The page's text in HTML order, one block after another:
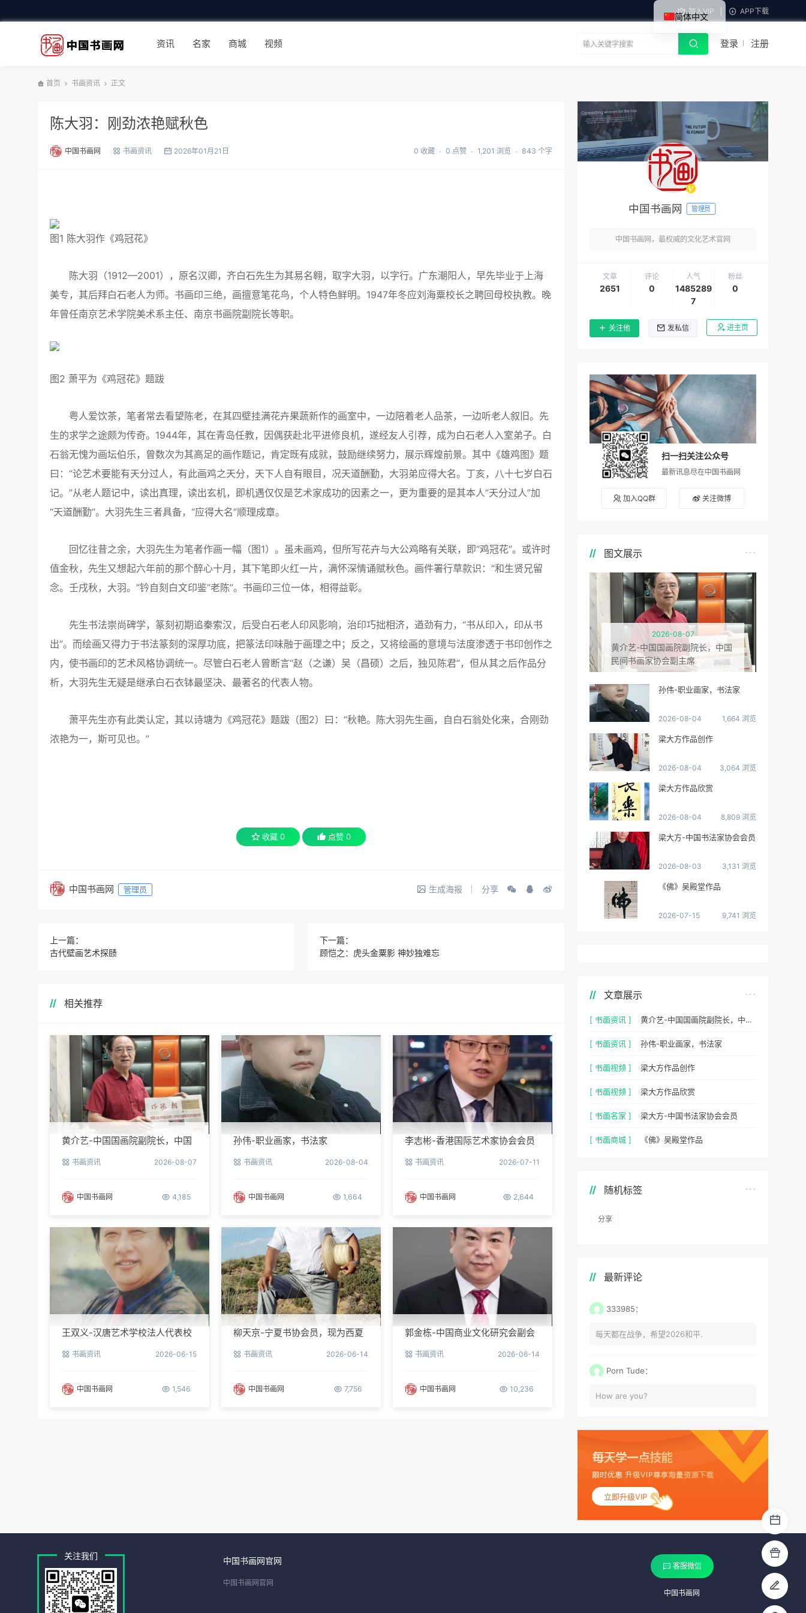
加入VIP APP下载
资讯 名家 商城 视频 登录 注册
首页 书画资讯 正文
陈大羽：刚劲浓艳赋秋色
中国书画网 书画资讯 2026年01月21日 0 收藏 0 点赞 1,201 浏览 843 个字
图1 陈大羽作《鸡冠花》
陈大羽（1912—2001），原名汉卿，齐白石先生为其易名翱，取字大羽，以字行。广东潮阳人，早先毕业于上海
美专，其后拜白石老人为师。书画印三绝，画擅意笔花鸟，个人特色鲜明。1947年冬应刘海粟校长之聘回母校执教。晚
年曾任南京艺术学院美术系主任、南京书画院副院长等职。
图2 萧平为《鸡冠花》题跋
粤人爱饮茶，笔者常去看望陈老，在其四壁挂满花卉果蔬新作的画室中，一边陪着老人品茶，一边听老人叙旧。先
生的求学之途颇为传奇。1944年，其在青岛任教，因偶获赴北平进修良机，遂经友人引荐，成为白石老人入室弟子。白
石翁无愧为画坛伯乐，曾数次为其高足的画作题记，肯定既有成就，鼓励继续努力，展示辉煌前景。其中《雄鸡图》题
曰：“论艺术要能有天分过人，有此画鸡之天分，天下人自有眼目，况天道酬勤，大羽弟应得大名。丁亥，八十七岁白石
记。”从老人题记中，读出真理，读出玄机，即机遇仅仅是艺术家成功的因素之一，更为重要的是其本人“天分过人”加
“天道酬勤”。大羽先生三者具备，“应得大名”顺理成章。
回忆往昔之余，大羽先生为笔者作画一幅（图1）。虽未画鸡，但所写花卉与大公鸡略有关联，即“鸡冠花”。或许时
值金秋，先生又想起六年前的那个醉心十月，其下笔即火红一片，满怀深情诵赋秋色。画件署行草款识：“和生贤兄留
念。壬戌秋，大羽。”钤自刻白文印鉴“老陈”。书画印三位一体，相得益彰。
先生书法崇尚碑学，篆刻初期追秦索汉，后受白石老人印风影响，治印巧拙相济，遒劲有力，“书从印入，印从书
出”。而绘画又得力于书法篆刻的深厚功底，把篆法印味融于画理之中；反之，又将绘画的意境与法度渗透于书印创作之
内，使书画印的艺术风格协调统一。尽管白石老人曾断言“赵（之谦）吴（昌硕）之后，独见陈君”，但从其之后作品分
析，大羽先生无疑是继承白石衣钵最坚决、最著名的代表人物。
萧平先生亦有此类认定，其以诗塘为《鸡冠花》题跋（图2）曰：“秋艳。陈大羽先生画，自白石翁处化来，合刚劲
浓艳为一，斯可见也。”
收藏 0 点赞 0
中国书画网 管理员 生成海报 分享
上一篇：
古代壁画艺术探赜
下一篇：
顾恺之：虎头金粟影 神妙独难忘
相关推荐
黄介艺-中国国画院副院长，中国
书画资讯 2026-08-07
中国书画网 4,185
孙伟-职业画家，书法家
书画资讯 2026-08-04
中国书画网 1,664
李志彬-香港国际艺术家协会会员
书画资讯 2026-07-11
中国书画网 2,644
王双义-汉唐艺术学校法人代表校
书画资讯 2026-06-15
中国书画网 1,546
柳天京-宁夏书协会员，现为西夏
书画资讯 2026-06-14
中国书画网 7,756
郭金栋-中国商业文化研究会副会
书画资讯 2026-06-14
中国书画网 10,236
中国书画网 管理员
中国书画网，最权威的文化艺术官网
文章
2651
评论
0
人气
1485289
7
粉丝
0
关注他 发私信 进主页
扫一扫关注公众号
最新讯息尽在中国书画网
加入QQ群 关注微博
图文展示
2026-08-07
黄介艺-中国国画院副院长，中国
民间书画家协会副主席
孙伟-职业画家，书法家
2026-08-04 1,664 浏览
梁大方作品创作
2026-08-04 3,064 浏览
梁大方作品欣赏
2026-08-04 8,809 浏览
梁大方-中国书法家协会会员
2026-08-03 3,131 浏览
《佛》吴殿堂作品
2026-07-15 9,741 浏览
文章展示
[ 书画资讯 ] 黄介艺-中国国画院副院长，中国民间书画家协会副主席
[ 书画资讯 ] 孙伟-职业画家，书法家
[ 书画视频 ] 梁大方作品创作
[ 书画视频 ] 梁大方作品欣赏
[ 书画名家 ] 梁大方-中国书法家协会会员
[ 书画商城 ] 《佛》吴殿堂作品
随机标签
分享
最新评论
333985：
每天都在战争，希望2026和平.
Porn Tude：
How are you?
立即升级VIP
关注我们 中国书画网官网
中国书画网官网
客服微信
中国书画网
简体中文